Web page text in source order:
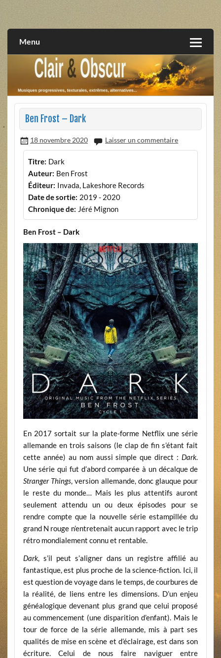
extrêmes, alternatives, texturales
Menu
Ben Frost – Dark
18 novembre 2020 Laisser un commentaire
Titre: Dark
Auteur: Ben Frost
Éditeur: Invada, Lakeshore Records
Date de sortie: 2019 - 2020
Chronique de: Jéré Mignon
Ben Frost – Dark
En 2017 sortait sur la plate-forme Netflix une série
allemande en trois saisons (le clap de fin s’étant fait
cette année) au nom aussi simple que direct : Dark.
Une série qui fut d’abord comparée à un décalque de
Stranger Things, version allemande, donc glauque pour
le reste du monde… Mais les plus attentifs auront
seulement attendu un ou deux épisodes pour se
rendre compte que la nouvelle série estampillée du
grand N rouge n’entretenait aucun rapport avec le trip
rétro mondialement connu et rentable.
Dark, s’il peut s’aligner dans un registre affilié au
fantastique, est plus proche de la science-fiction. Ici, il
est question de voyage dans le temps, de courbures de
la réalité, de liens entre les dimensions. D’un enjeu
généalogique devenant plus grand que celui proposé
au commencement (une disparition d’enfant). Mais le
tour de force de la série allemande, mis à part ses
qualités de mise en scène et d’éclairage, est dans son
écriture. Celui de nous faire naviguer entre